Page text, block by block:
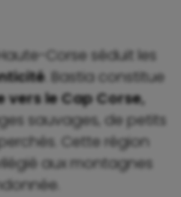
Corse séduit les
. Bastia constitue
vers le Cap Corse,
sauvages, de petits
Cette région
aux montagnes